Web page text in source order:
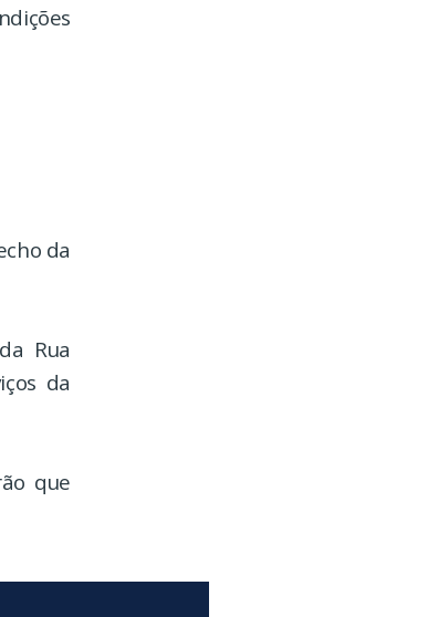
da
Rua
da
que